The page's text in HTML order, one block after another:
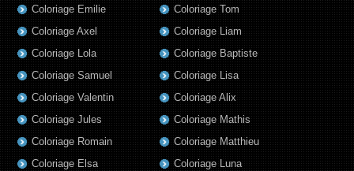
Coloriage Emilie
Coloriage Axel
Coloriage Lola
Coloriage Samuel
Coloriage Valentin
Coloriage Jules
Coloriage Romain
Coloriage Elsa
Coloriage Tom
Coloriage Liam
Coloriage Baptiste
Coloriage Lisa
Coloriage Alix
Coloriage Mathis
Coloriage Matthieu
Coloriage Luna